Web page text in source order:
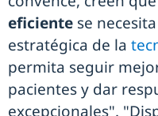
eficiente se
estratégica de la
permita seguir
pacientes y dar
excepcionales".